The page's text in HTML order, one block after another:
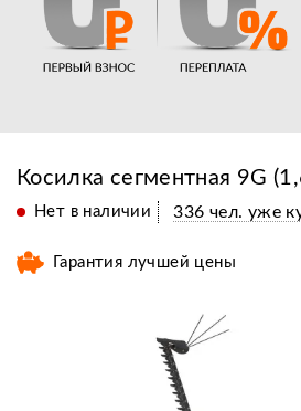
Косилка сегментная 9G
Нет в наличии 336 чел. уже
Гарантия лучшей цены